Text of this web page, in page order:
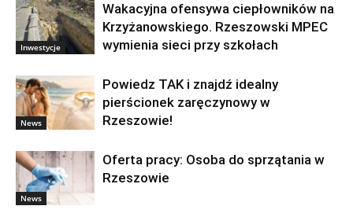
Inwestycje
Wakacyjna ofensywa ciepłowników na
Krzyżanowskiego. Rzeszowski MPEC
wymienia sieci przy szkołach
News
Powiedz TAK i znajdź idealny
pierścionek zaręczynowy w
Rzeszowie!
News
Oferta pracy: Osoba do sprzątania w
Rzeszowie